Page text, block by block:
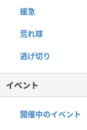
緩急
荒れ球
逃げ切り
イベント
開催中のイベント